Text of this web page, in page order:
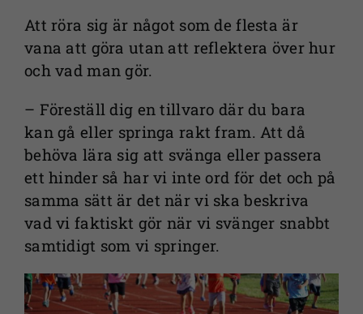
Att röra sig är något som de flesta är
vana att göra utan att reflektera över hur
och vad man gör.
– Föreställ dig en tillvaro där du bara
kan gå eller springa rakt fram. Att då
behöva lära sig att svänga eller passera
ett hinder så har vi inte ord för det och på
samma sätt är det när vi ska beskriva
vad vi faktiskt gör när vi svänger snabbt
samtidigt som vi springer.